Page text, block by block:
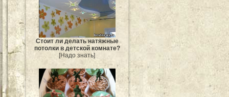
Стоит ли делать натяжные
потолки в детской комнате?
[Надо знать]